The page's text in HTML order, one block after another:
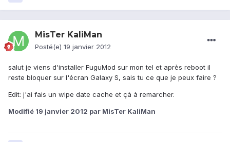
MisTer KaliMan
Posté(e) 19 janvier 2012
salut je viens d'installer FuguMod sur mon tel et après reboot il
reste bloquer sur l'écran Galaxy S, sais tu ce que je peux faire ?
Edit: j'ai fais un wipe date cache et çà à remarcher.
Modifié 19 janvier 2012 par MisTer KaliMan